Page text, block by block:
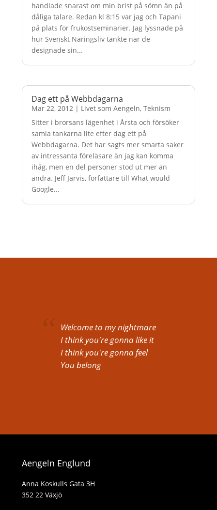
handlade snarast om min brist på sömn än på
dåliga talare. Redan kl 8:15 var jag och Tapani
på plats för frukostseminarier. Jag lyssnade på
hur Svenskt Näringsliv tänkte när de
designade sin...
Dag ett på Webbdagarna
Mar 22, 2012| Livet som Aengeln, Teknism
Sitter i brorsans lägenhet i Årsta och försöker
samla tankarna lite efter dag ett på
Webbdagarna. Det har sagts mer smarta saker
av intressanta föreläsare än jag kan komma
ihåg, men en del personer stod ut mer än
andra. Jeff Jarvis, författare till What would
Google...
Welcome to my nightmare
I think you're gonna like it
I think you're gonna feel
You belong
Aengeln Englund
Anna Koskulls Gata 3H
352 22 Växjö